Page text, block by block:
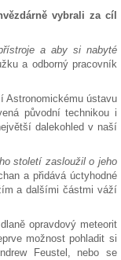
vybrali za cíl
a aby si nabyté
a odborný pracovník
Astronomickému ústavu
původní technikou i
dalekohled v naší
století zasloužil o jeho
a přidává úctyhodné
a dalšími částmi váží
opravdový meteorit
možnost pohladit si
Feustel, nebo se